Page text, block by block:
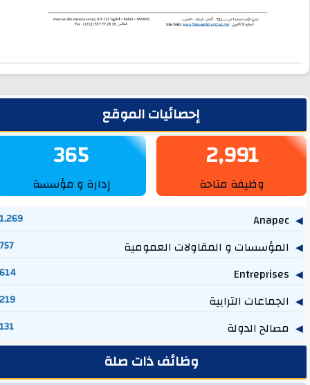
إحصائيات الموقع
2,991
وظيفة متاحة
365
إدارة و مؤسسة
Anapec
1,269
المؤسسات و المقاولات العمومية 757
Entreprises
614
الجماعات الترابية 219
مصالح الدولة 131
وظائف ذات صلة